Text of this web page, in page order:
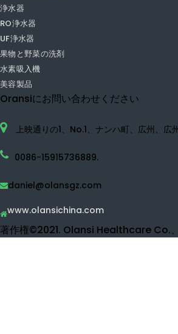
小さな空気清浄機
TVOCの空気清浄機
HEPA空気清浄機
家の空気清浄機
UVC空気清浄機
水素水噴霧器
水素水メーカー
消毒剤の水道機械
浄水器
RO浄水器